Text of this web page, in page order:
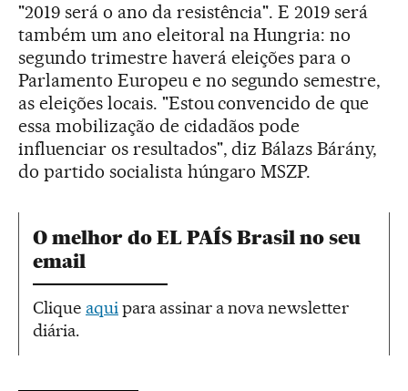
"2019 será o ano da resistência". E 2019 será
também um ano eleitoral na Hungria: no
segundo trimestre haverá eleições para o
Parlamento Europeu e no segundo semestre,
as eleições locais. "Estou convencido de que
essa mobilização de cidadãos pode
influenciar os resultados", diz Bálazs Bárány,
do partido socialista húngaro MSZP.
O melhor do EL PAÍS Brasil no seu
email
Clique aquipara assinar a nova newsletter
diária.